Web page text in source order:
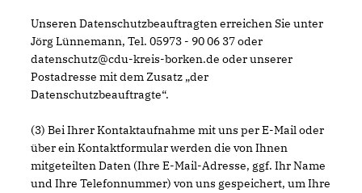
Unseren Datenschutzbeauftragten erreichen Sie unter
Jörg Lünnemann, Tel. 05973 - 90 06 37 oder
datenschutz@cdu-kreis-borken.de oder unserer
Postadresse mit dem Zusatz „der
Datenschutzbeauftragte“.
(3) Bei Ihrer Kontaktaufnahme mit uns per E-Mail oder
über ein Kontaktformular werden die von Ihnen
mitgeteilten Daten (Ihre E-Mail-Adresse, ggf. Ihr Name
und Ihre Telefonnummer) von uns gespeichert, um Ihre